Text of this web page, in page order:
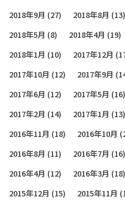
2018年9月 (27) 2018年8月 (13)
2018年5月 (8) 2018年4月 (19)
2018年1月 (10) 2017年12月
2017年10月 (12) 2017年9月
2017年6月 (12) 2017年5月 (16)
2017年2月 (14) 2017年1月 (13)
2016年11月 (18) 2016年10月
2016年8月 (11) 2016年7月 (16)
2016年4月 (12) 2016年3月 (18)
2015年12月 (15) 2015年11月